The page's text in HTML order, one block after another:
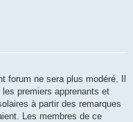
forum ne sera plus modéré. Il
premiers apprenants et
à partir des remarques
Les membres de ce